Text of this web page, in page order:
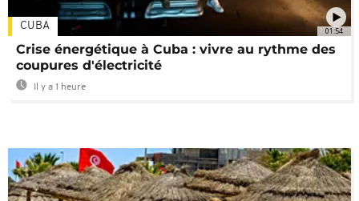
01:54
CUBA
Crise énergétique à Cuba : vivre au rythme des
coupures d'électricité
Il y a 1 heure